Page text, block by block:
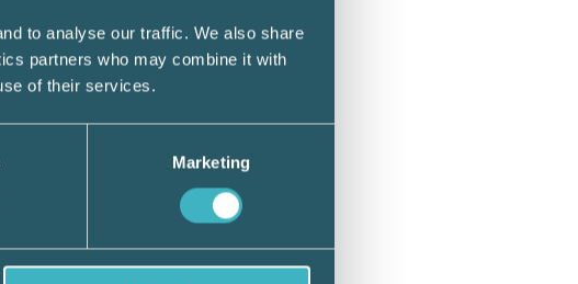
to analyse our traffic. We also share
partners who may combine it with
of their services.
Marketing
Jag
till på
och
ju så
och en